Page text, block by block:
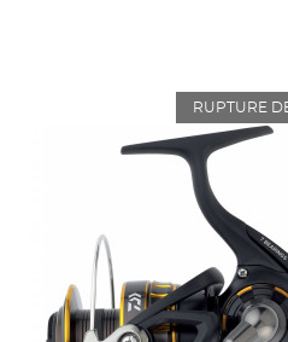
RUPTURE
MY WISHLISTS
((MODALTITLE))
((confirmMessage))
CRÉER UNE
NOM DE LA LISTE
CONNEXION
Vous devez être